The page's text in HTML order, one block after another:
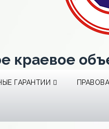
краевое
ГАРАНТИИ